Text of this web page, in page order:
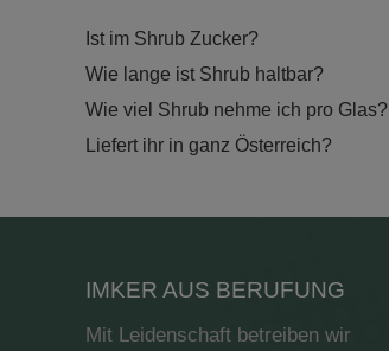
Ist im Shrub Zucker?
Wie lange ist Shrub haltbar?
Wie viel Shrub nehme ich pro Glas?
Liefert ihr in ganz Österreich?
IMKER AUS BERUFUNG
Mit Leidenschaft betreiben wir